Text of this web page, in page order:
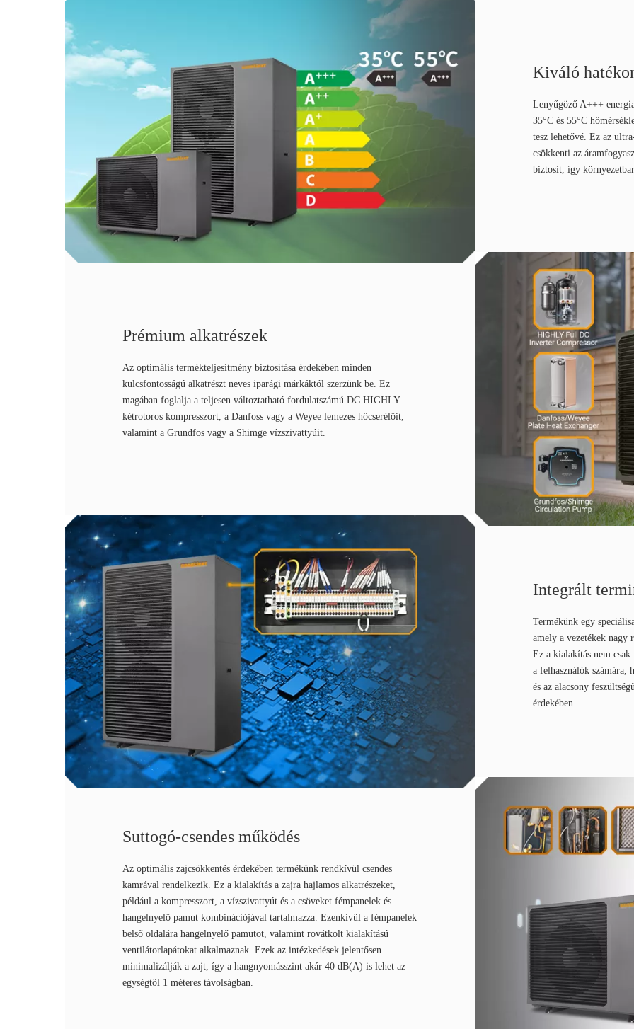
Kiváló
Lenyűgöző A+++
35°C és 55°C
tesz lehetővé. Ez az
csökkenti az
biztosít, így
Prémium alkatrészek
Az optimális termékteljesítmény biztosítása érdekében minden
kulcsfontosságú alkatrészt neves iparági márkáktól szerzünk be. Ez
magában foglalja a teljesen változtatható fordulatszámú DC HIGHLY
kétrotoros kompresszort, a Danfoss vagy a Weyee lemezes hőcserélőit,
valamint a Grundfos vagy a Shimge vízszivattyúit.
Integrált
Termékünk egy
amely a vezetékek nagy
Ez a kialakítás nem
a felhasználók számára,
és az alacsony
érdekében.
Suttogó-csendes működés
Az optimális zajcsökkentés érdekében termékünk rendkívül csendes
kamrával rendelkezik. Ez a kialakítás a zajra hajlamos alkatrészeket,
például a kompresszort, a vízszivattyút és a csöveket fémpanelek és
hangelnyelő pamut kombinációjával tartalmazza. Ezenkívül a fémpanelek
belső oldalára hangelnyelő pamutot, valamint rovátkolt kialakítású
ventilátorlapátokat alkalmaznak. Ezek az intézkedések jelentősen
minimalizálják a zajt, így a hangnyomásszint akár 40 dB(A) is lehet az
egységtől 1 méteres távolságban.